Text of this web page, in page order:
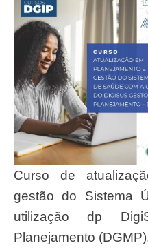
Curso de
gestão do Sistema
utilização dp
Planejamento